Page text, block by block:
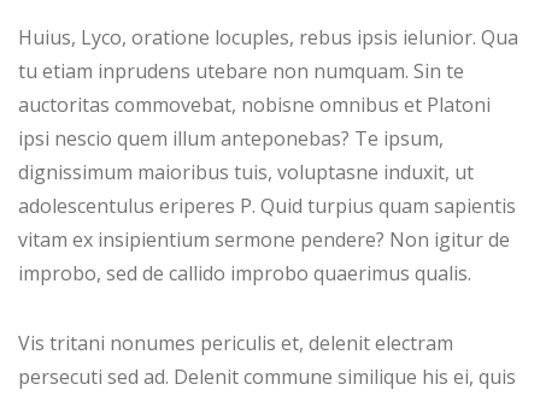
Huius, Lyco, oratione locuples, rebus ipsis ielunior. Qua
tu etiam inprudens utebare non numquam. Sin te
auctoritas commovebat, nobisne omnibus et Platoni
ipsi nescio quem illum anteponebas? Te ipsum,
dignissimum maioribus tuis, voluptasne induxit, ut
adolescentulus eriperes P. Quid turpius quam sapientis
vitam ex insipientium sermone pendere? Non igitur de
improbo, sed de callido improbo quaerimus qualis.
Vis tritani nonumes periculis et, delenit electram
persecuti sed ad. Delenit commune similique his ei, quis